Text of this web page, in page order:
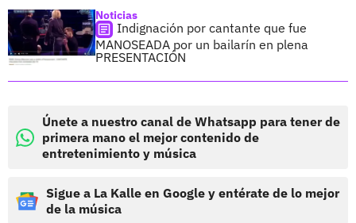
Noticias
Indignación por cantante que fue
MANOSEADA por un bailarín en plena
PRESENTACIÓN
Únete a nuestro canal de Whatsapp para tener de
primera mano el mejor contenido de
entretenimiento y música
Sigue a La Kalle en Google y entérate de lo mejor
de la música